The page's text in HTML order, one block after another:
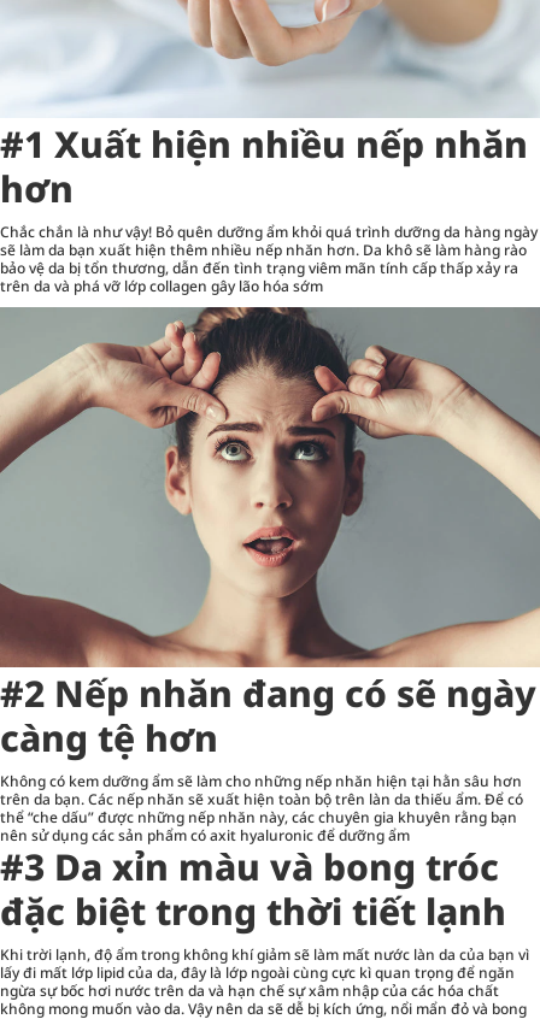
#1 Xuất hiện nhiều nếp nhăn
hơn
Chắc chắn là như vậy! Bỏ quên dưỡng ẩm khỏi quá trình dưỡng da hàng ngày
sẽ làm da bạn xuất hiện thêm nhiều nếp nhăn hơn. Da khô sẽ làm hàng rào
bảo vệ da bị tổn thương, dẫn đến tình trạng viêm mãn tính cấp thấp xảy ra
trên da và phá vỡ lớp collagen gây lão hóa sớm
#2 Nếp nhăn đang có sẽ ngày
càng tệ hơn
Không có kem dưỡng ẩm sẽ làm cho những nếp nhăn hiện tại hằn sâu hơn
trên da bạn. Các nếp nhăn sẽ xuất hiện toàn bộ trên làn da thiếu ẩm. Để có
thể “che dấu” được những nếp nhăn này, các chuyên gia khuyên rằng bạn
nên sử dụng các sản phẩm có axit hyaluronic để dưỡng ẩm
#3 Da xỉn màu và bong tróc
đặc biệt trong thời tiết lạnh
Khi trời lạnh, độ ẩm trong không khí giảm sẽ làm mất nước làn da của bạn vì
lấy đi mất lớp lipid của da, đây là lớp ngoài cùng cực kì quan trọng để ngăn
ngừa sự bốc hơi nước trên da và hạn chế sự xâm nhập của các hóa chất
không mong muốn vào da. Vậy nên da sẽ dễ bị kích ứng, nổi mẩn đỏ và bong